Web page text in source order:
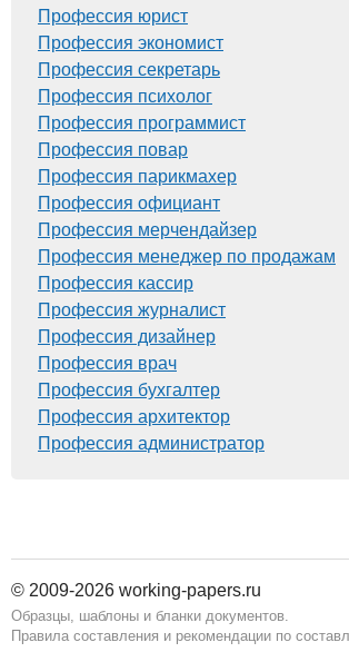
Профессия юрист
Профессия экономист
Профессия секретарь
Профессия психолог
Профессия программист
Профессия повар
Профессия парикмахер
Профессия официант
Профессия мерчендайзер
Профессия менеджер по продажам
Профессия кассир
Профессия журналист
Профессия дизайнер
Профессия врач
Профессия бухгалтер
Профессия архитектор
Профессия администратор
© 2009-2026 working-papers.ru
Образцы, шаблоны и бланки документов.
Правила составления и рекомендации по